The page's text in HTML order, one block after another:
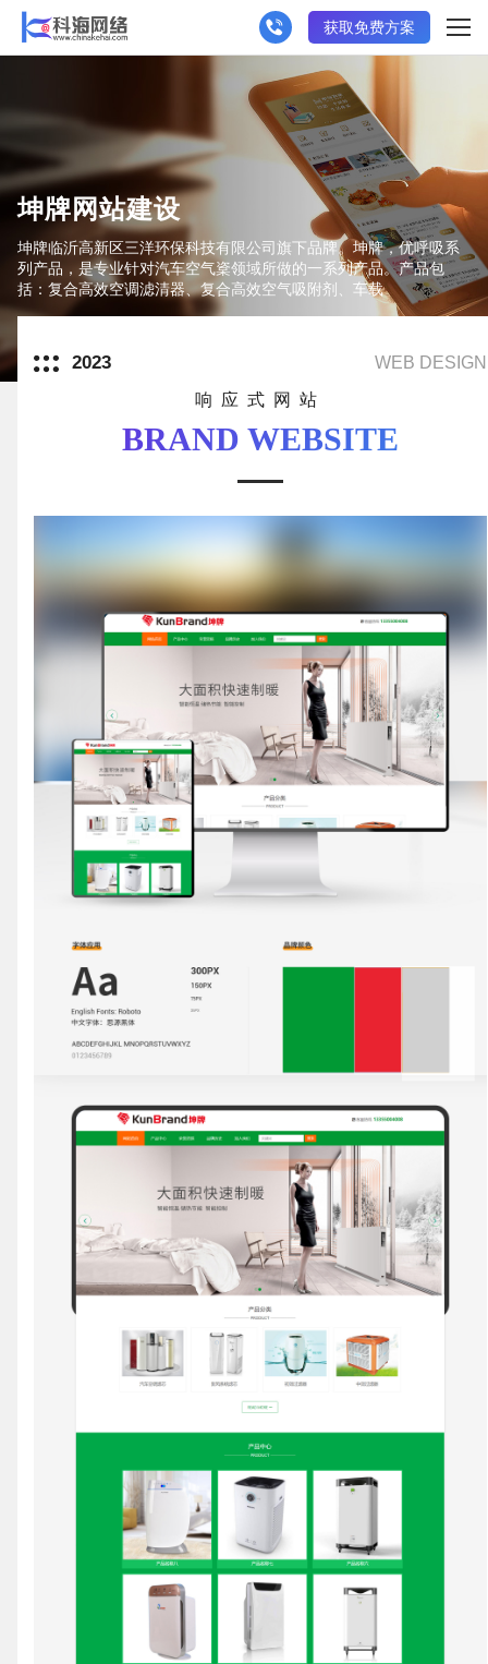
获取免费方案
坤牌网站建设
坤牌临沂高新区三洋环保科技有限公司旗下品牌。坤牌，优呼吸系
列产品，是专业针对汽车空气楶领域所做的一系列产品。产品包
括：复合高效空调滤清器、复合高效空气吸附剂、车载
2023
WEB DESIGN
响应式网站
BRAND WEBSITE
请输入您的公司名称
联系电话 微信号